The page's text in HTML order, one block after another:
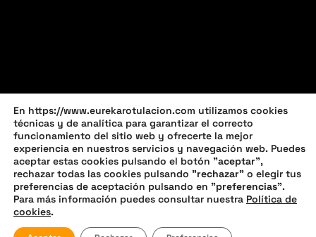
Política de privacidad
Política de cookies (UE)
Política de devoluciones y reembolsos
En https://www.eurekarotulacion.com utilizamos cookies
técnicas y de analítica para garantizar el correcto
funcionamiento del sitio web y ofrecerte la mejor
experiencia en nuestros servicios y navegación web. Puedes
aceptar estas cookies pulsando el botón "aceptar",
rechazar todas las cookies pulsando "rechazar" o elegir tus
preferencias de aceptación pulsando en "preferencias".
Para más información puedes consultar nuestra Política de
cookies.